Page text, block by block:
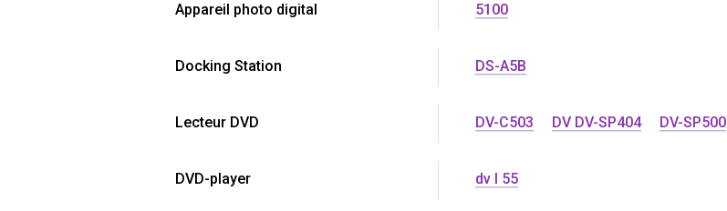
Appareil photo digital 5100
Docking Station DS-A5B
Lecteur DVD DV-C503 DV DV-SP404 DV-SP500
DVD-player dv l 55